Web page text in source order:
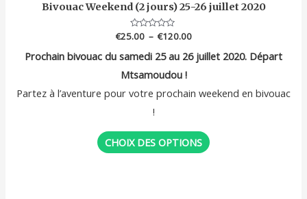
Bivouac Weekend (2 jours) 25-26 juillet 2020
Note
5
€25.00 – €120.00
Prochain bivouac du samedi 25 au 26 juillet 2020. Départ
Mtsamoudou !
Partez à l’aventure pour votre prochain weekend en bivouac
!
CHOIX DES OPTIONS